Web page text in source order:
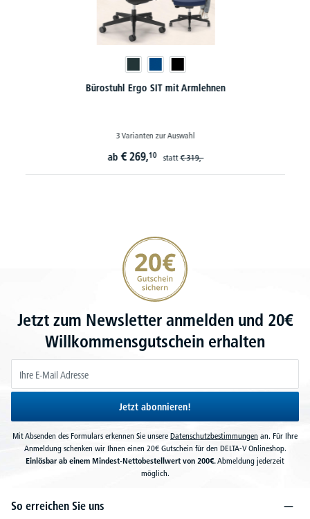
Bürostuhl Ergo SIT mit Armlehnen
3 Varianten zur Auswahl
ab € 269,10 statt€ 319,-
20€ Gutschein sichern
Jetzt zum Newsletter anmelden und 20€
Willkommensgutschein erhalten
Jetzt abonnieren!
Mit Absenden des Formulars erkennen Sie unsere Datenschutzbestimmungen an. Für Ihre
Anmeldung schenken wir Ihnen einen 20€ Gutschein für den DELTA-V Onlineshop.
Einlösbar ab einem Mindest-Nettobestellwert von 200€.Abmeldung jederzeit
möglich.
So erreichen Sie uns